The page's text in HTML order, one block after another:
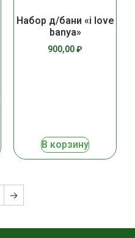
Набор д/бани «i love
banya»
900,00₽
В корзину
→